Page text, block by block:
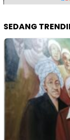
SEDANG